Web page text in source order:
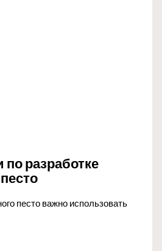
разработке
песто важно использовать